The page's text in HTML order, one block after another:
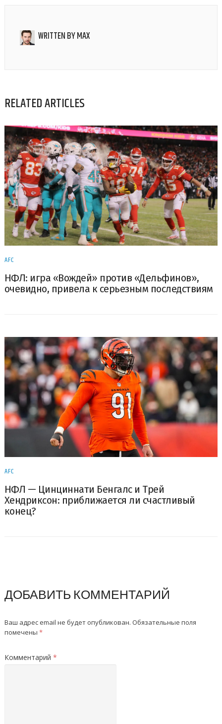
WRITTEN BYMAX
RELATED ARTICLES
AFC
НФЛ: игра «Вождей» против «Дельфинов»,
очевидно, привела к серьезным последствиям
AFC
НФЛ — Цинциннати Бенгалс и Трей
Хендриксон: приближается ли счастливый
конец?
ДОБАВИТЬ КОММЕНТАРИЙ
Ваш адрес email не будет опубликован. Обязательные поля
помечены *
Комментарий *